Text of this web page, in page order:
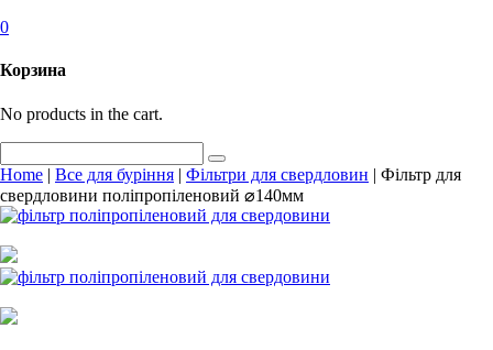
0
Корзина
No products in the cart.
Home | Все для буріння | Фільтри для свердловин | Фільтр для
свердловини поліпропіленовий ⌀140мм